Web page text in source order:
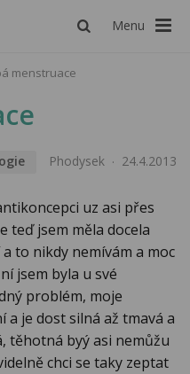
Menu
menstruace
Phodysek 24.4.2013
uz asi přes
teď jsem měla docela
to nikdy nemívám a moc
jsem byla u své
problém, moje
a je dost silná až tmavá a
těhotná byý asi nemůžu
chci se taky zeptat